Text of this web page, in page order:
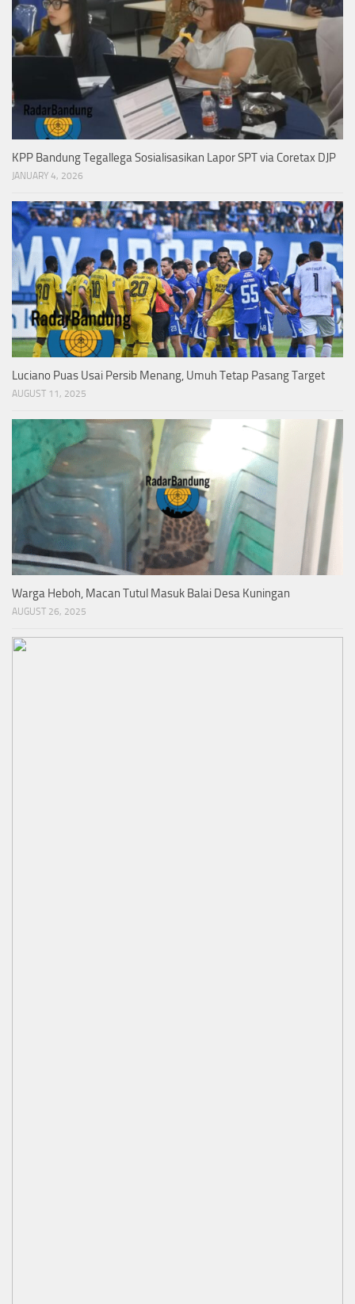
KPP Bandung Tegallega Sosialisasikan Lapor SPT via Coretax DJP
JANUARY 4, 2026
Luciano Puas Usai Persib Menang, Umuh Tetap Pasang Target
AUGUST 11, 2025
Warga Heboh, Macan Tutul Masuk Balai Desa Kuningan
AUGUST 26, 2025